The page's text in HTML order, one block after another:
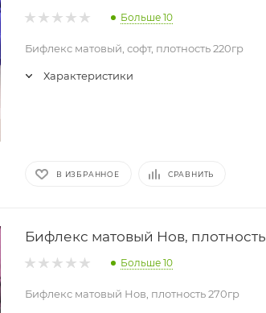
Больше 10
Бифлекс матовый, софт, плотность 220гр
Характеристики
В ИЗБРАННОЕ СРАВНИТЬ
Бифлекс матовый Нов,
Больше 10
Бифлекс матовый Нов, плотность 270гр